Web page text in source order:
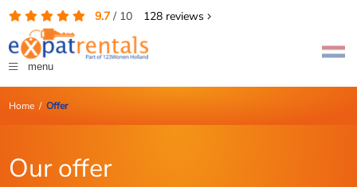
9.7/ 10 128reviews
menu
Home/ Offer
Our offer